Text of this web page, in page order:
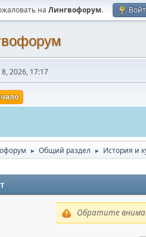
на Лингвофорум.
8, 2026, 17:17
► Общий раздел ► История и
Обратите